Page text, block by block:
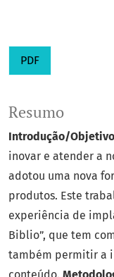
PDF
Resumo
Introdução/Objetivo
inovar e atender a
adotou uma nova
produtos. Este
experiência de
Biblio”, que tem
também permitir a